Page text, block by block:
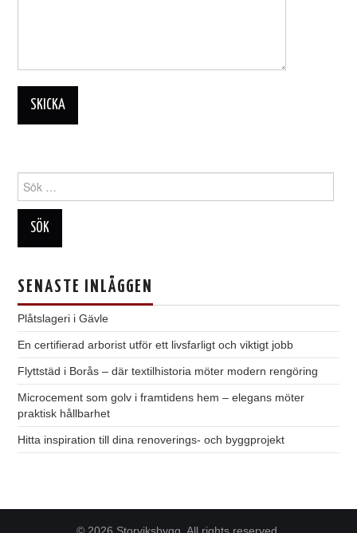
efter:
SENASTE INLÄGGEN
Plåtslageri i Gävle
En certifierad arborist utför ett livsfarligt och viktigt jobb
Flyttstäd i Borås – där textilhistoria möter modern rengöring
Microcement som golv i framtidens hem – elegans möter
praktisk hållbarhet
Hitta inspiration till dina renoverings- och byggprojekt